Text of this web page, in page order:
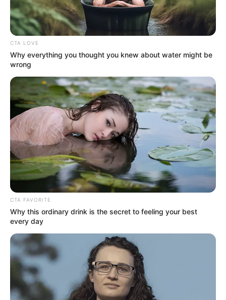
CTA LOVE
Why everything you thought you knew about water might be
wrong
CTA FAVORITE
Why this ordinary drink is the secret to feeling your best
every day